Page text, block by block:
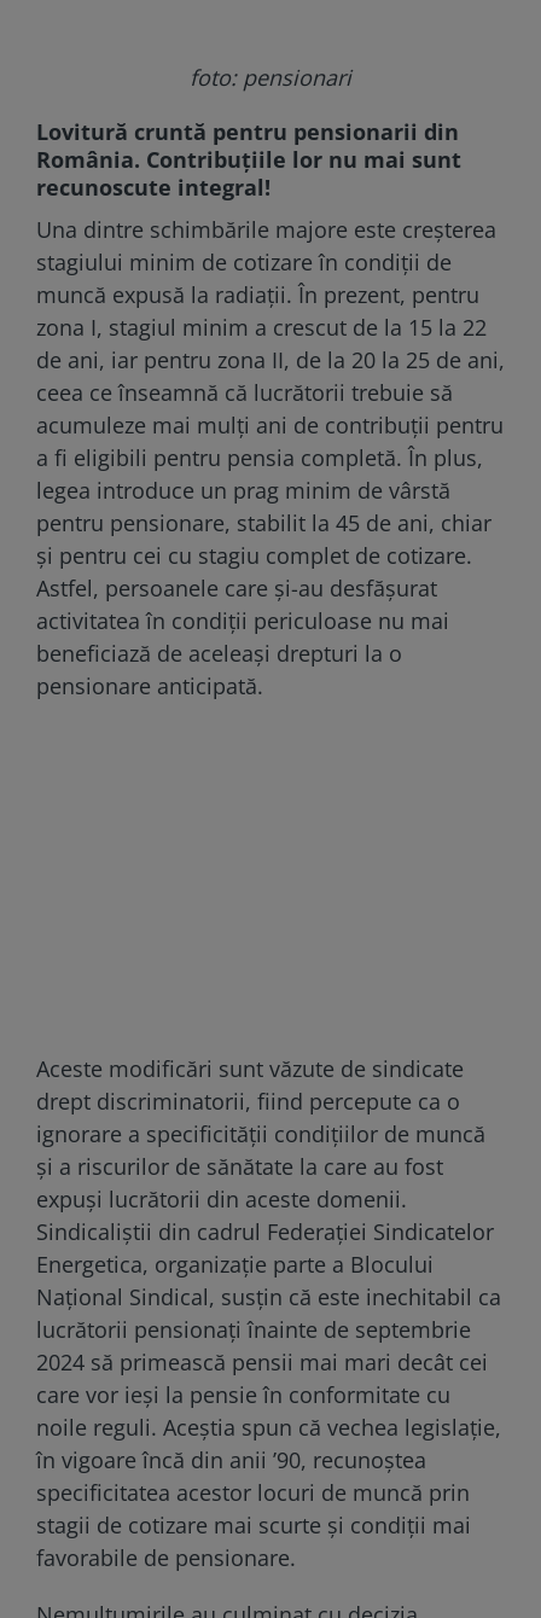
foto: pensionari
Lovitură cruntă pentru pensionarii din
România. Contribuțiile lor nu mai sunt
recunoscute integral!
Una dintre schimbările majore este creșterea
stagiului minim de cotizare în condiții de
muncă expusă la radiații. În prezent, pentru
zona I, stagiul minim a crescut de la 15 la 22
de ani, iar pentru zona II, de la 20 la 25 de ani,
ceea ce înseamnă că lucrătorii trebuie să
acumuleze mai mulți ani de contribuții pentru
a fi eligibili pentru pensia completă. În plus,
legea introduce un prag minim de vârstă
pentru pensionare, stabilit la 45 de ani, chiar
și pentru cei cu stagiu complet de cotizare.
Astfel, persoanele care și-au desfășurat
activitatea în condiții periculoase nu mai
beneficiază de aceleași drepturi la o
pensionare anticipată.
Aceste modificări sunt văzute de sindicate
drept discriminatorii, fiind percepute ca o
ignorare a specificității condițiilor de muncă
și a riscurilor de sănătate la care au fost
expuși lucrătorii din aceste domenii.
Sindicaliștii din cadrul Federației Sindicatelor
Energetica, organizație parte a Blocului
Național Sindical, susțin că este inechitabil ca
lucrătorii pensionați înainte de septembrie
2024 să primească pensii mai mari decât cei
care vor ieși la pensie în conformitate cu
noile reguli. Aceștia spun că vechea legislație,
în vigoare încă din anii ’90, recunoștea
specificitatea acestor locuri de muncă prin
stagii de cotizare mai scurte și condiții mai
favorabile de pensionare.